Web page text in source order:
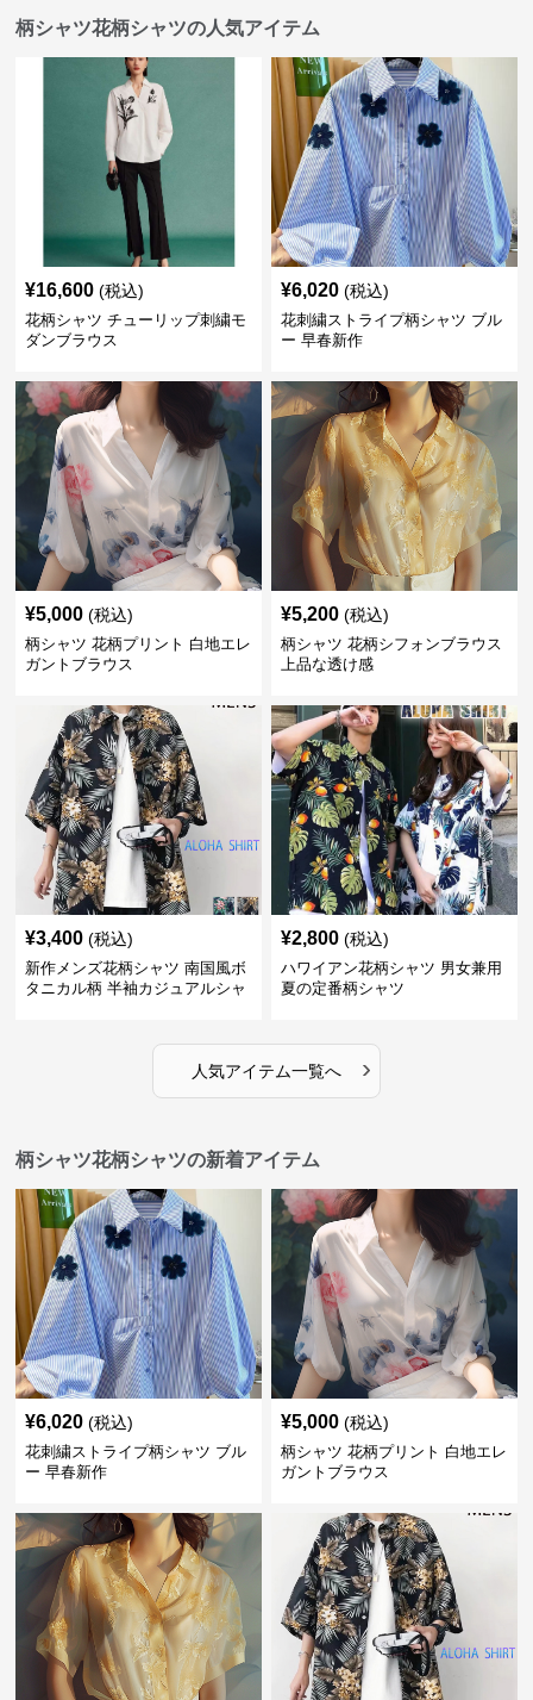
柄シャツ花柄シャツの人気アイテム
¥16,600 (税込)
花柄シャツ チューリップ刺繍モ
ダンブラウス
¥6,020 (税込)
花刺繍ストライプ柄シャツ ブル
ー 早春新作
¥5,000 (税込)
柄シャツ 花柄プリント 白地エレ
ガントブラウス
¥5,200 (税込)
柄シャツ 花柄シフォンブラウス
上品な透け感
¥3,400 (税込)
新作メンズ花柄シャツ 南国風ボ
タニカル柄 半袖カジュアルシャ
¥2,800 (税込)
ハワイアン花柄シャツ 男女兼用
夏の定番柄シャツ
人気アイテム一覧へ ›
柄シャツ花柄シャツの新着アイテム
¥6,020 (税込)
花刺繍ストライプ柄シャツ ブル
ー 早春新作
¥5,000 (税込)
柄シャツ 花柄プリント 白地エレ
ガントブラウス